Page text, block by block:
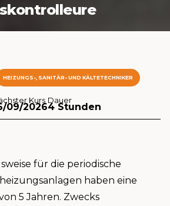
HEIZUNGS-, SANITÄR- UND KÄLTETECHNIKER
Kurs
09/2026
Dauer
4 Stunden
für die periodische
haben eine
5 Jahren. Zwecks